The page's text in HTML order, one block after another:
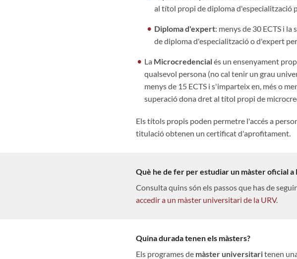
al títol propi de diploma d'especialització
Diploma d'expert: menys de 30 ECTS i
de diploma d'especialització o d'expert
La Microcredencialés un ensenyament
qualsevol persona (no cal tenir un grau
menys de 15 ECTS i s'imparteix en, més o
superació dona dret al títol propi de
Els títols propis poden permetre l'accés a
titulació obtenen un certificat d'aprofitament.
Què he de fer per estudiar un màster oficial a
Consulta quins són els passos que has de
accedir a un màster universitari de la URV.
Quina durada tenen els màsters?
Els programes de màster universitaritenen